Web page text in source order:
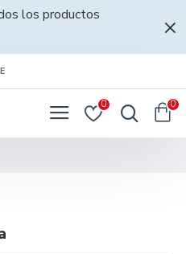
los productos
0 0